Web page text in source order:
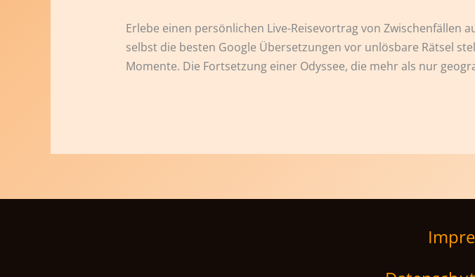
Erlebe einen persönlichen Live-Reisevortrag von Zwischenfällen
selbst die besten Google Übersetzungen vor unlösbare Rätsel
Momente. Die Fortsetzung einer Odyssee, die mehr als nur